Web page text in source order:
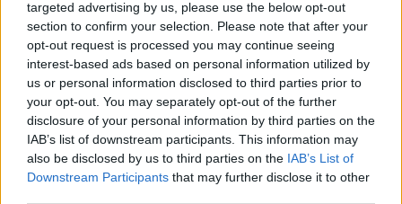
targeted advertising by us, please use the below opt-out
section to confirm your selection. Please note that after your
opt-out request is processed you may continue seeing
interest-based ads based on personal information utilized by
us or personal information disclosed to third parties prior to
your opt-out. You may separately opt-out of the further
disclosure of your personal information by third parties on the
IAB’s list of downstream participants. This information may
also be disclosed by us to third parties on the IAB’s List of
Downstream Participants that may further disclose it to other
Ζώδια Σήμερα 9/8: Συναισθηματικές εντάσεις και
μικρά παράπονα!